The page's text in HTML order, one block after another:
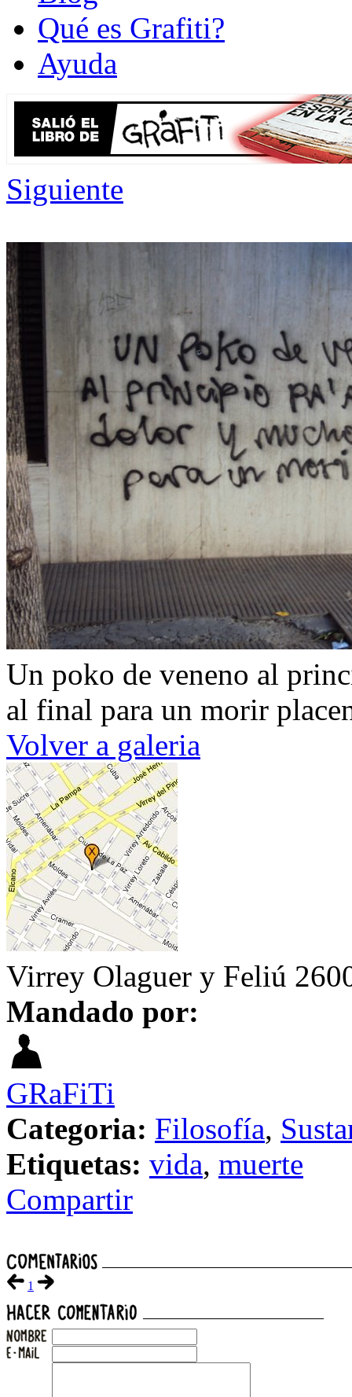
Qué es Grafiti?
Ayuda
Siguiente
Un poko de veneno al
al final para un morir
Volver a galeria
Virrey Olaguer y Feliú
Mandado por:
GRaFiTi
Categoria: Filosofía,
Etiquetas: vida, muerte
Compartir
1